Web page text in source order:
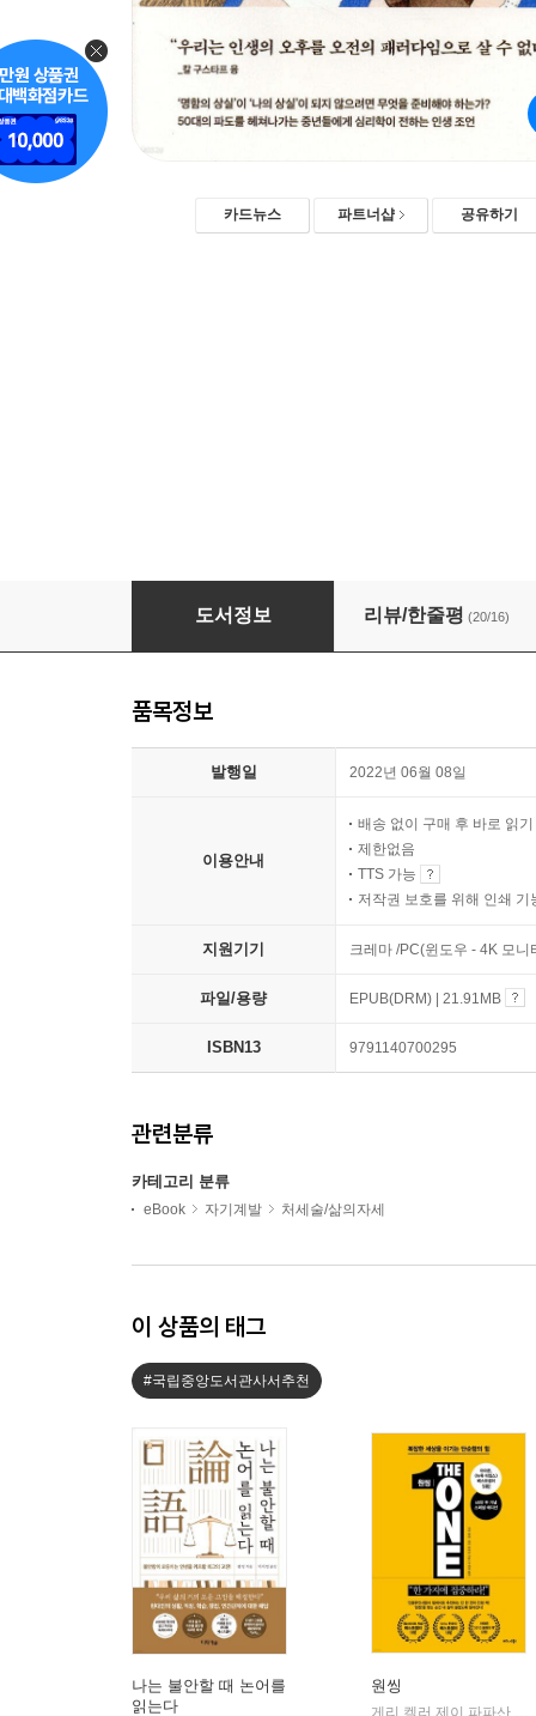
카드뉴스 파트너샵 공유하기
오십, 인생의 재발견
도서정보 리뷰/한줄평 (20/16)
품목정보
발행일 2022년 06월 08일
이용안내
배송 없이 구매 후 바로 읽기
제한없음
TTS 가능
저작권 보호를 위해 인쇄 기
지원기기 크레마 /PC(윈도우 - 4K 모
파일/용량 EPUB(DRM) | 21.91MB
ISBN13 9791140700295
관련분류
카테고리 분류
eBook 자기계발 처세술/삶의자세
이 상품의 태그
#국립중앙도서관사서추천
나는 불안할 때 논어를
읽는다
원씽